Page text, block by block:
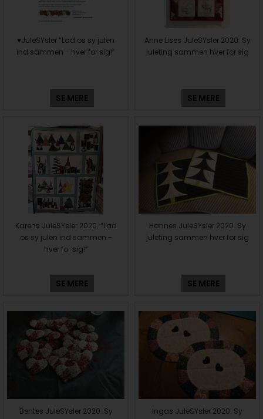
♥️JuleSYsler “Lad os sy julen
ind sammen - hver for sig!”
SE MERE
Anne Lises JuleSYsler 2020. Sy
juleting sammen hver for sig
SE MERE
Karens JuleSYsler 2020. “Lad
os sy julen ind sammen -
hver for sig!”
SE MERE
Hannes JuleSYsler 2020. Sy
juleting sammen hver for sig
SE MERE
Bentes JuleSYsler 2020. Sy
Ingas JuleSYsler 2020. Sy